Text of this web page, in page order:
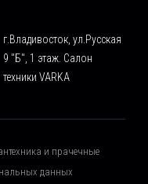
г.Владивосток, ул.Русская
9 "Б", 1 этаж. Салон
техники VARKA
и прачечные
данных